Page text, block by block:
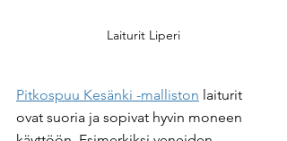
Laiturit Liperi
Pitkospuu Kesänki -malliston laiturit
ovat suoria ja sopivat hyvin moneen